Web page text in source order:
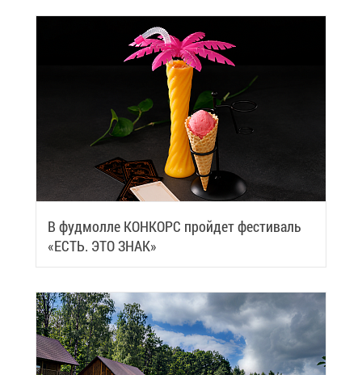
В фуд­мол­ле КОН­КОРС прой­дет фе­сти­валь
«ЕСТЬ. ЭТО ЗНАК»